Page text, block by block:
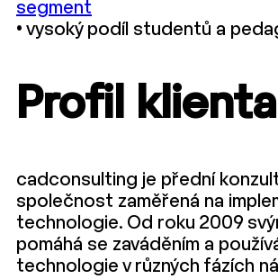
segment
• vysoký podíl studentů a
Profil klienta
cadconsulting je přední
společnost zaměřená na
technologie. Od roku 2009
pomáhá se zaváděním a
technologie v různých fázích